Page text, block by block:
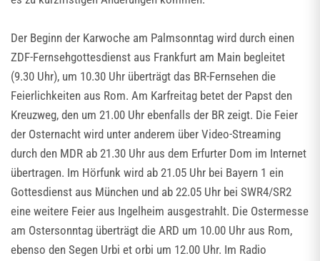
Der Beginn der Karwoche am Palmsonntag wird durch einen
ZDF-Fernsehgottesdienst aus Frankfurt am Main begleitet
(9.30 Uhr), um 10.30 Uhr überträgt das BR-Fernsehen die
Feierlichkeiten aus Rom. Am Karfreitag betet der Papst den
Kreuzweg, den um 21.00 Uhr ebenfalls der BR zeigt. Die Feier
der Osternacht wird unter anderem über Video-Streaming
durch den MDR ab 21.30 Uhr aus dem Erfurter Dom im Internet
übertragen. Im Hörfunk wird ab 21.05 Uhr bei Bayern 1 ein
Gottesdienst aus München und ab 22.05 Uhr bei SWR4/SR2
eine weitere Feier aus Ingelheim ausgestrahlt. Die Ostermesse
am Ostersonntag überträgt die ARD um 10.00 Uhr aus Rom,
ebenso den Segen Urbi et orbi um 12.00 Uhr. Im Radio